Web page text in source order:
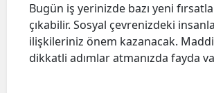
Bugün iş yerinizde bazı yeni
çıkabilir. Sosyal çevrenizdeki
ilişkileriniz önem kazanacak.
dikkatli adımlar atmanızda fayda